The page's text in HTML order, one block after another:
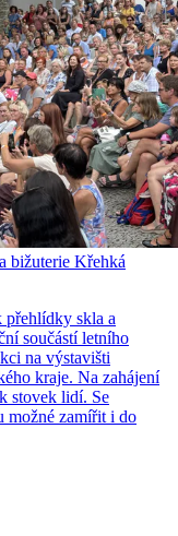
bižuterie Křehká
přehlídky skla a
součástí letního
na výstavišti
kraje. Na zahájení
stovek lidí. Se
možné zamířit i do